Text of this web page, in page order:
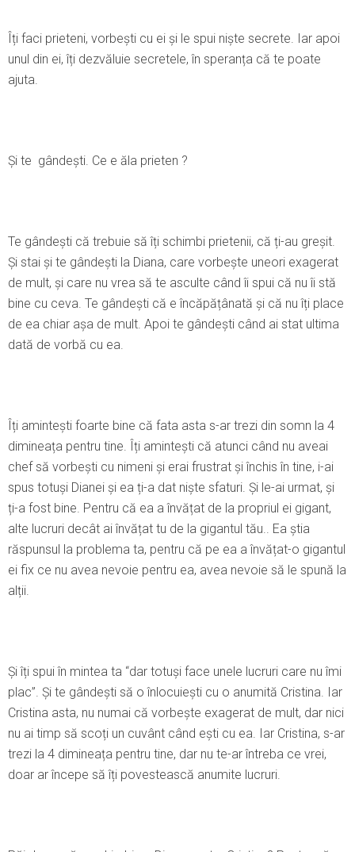
Îți faci prieteni, vorbești cu ei și le spui niște secrete. Iar apoi
unul din ei, îți dezvăluie secretele, în speranța că te poate
ajuta.
Şi te gândești. Ce e ăla prieten ?
Te gândești că trebuie să îți schimbi prietenii, că ți-au greșit.
Şi stai și te gândești la Diana, care vorbește uneori exagerat
de mult, și care nu vrea să te asculte când îi spui că nu îi stă
bine cu ceva. Te gândești că e încăpățânată și că nu îți place
de ea chiar așa de mult. Apoi te gândești când ai stat ultima
dată de vorbă cu ea.
Îți amintești foarte bine că fata asta s-ar trezi din somn la 4
dimineața pentru tine. Îți amintești că atunci când nu aveai
chef să vorbești cu nimeni și erai frustrat și închis în tine, i-ai
spus totuși Dianei și ea ți-a dat niște sfaturi. Şi le-ai urmat, și
ți-a fost bine. Pentru că ea a învățat de la propriul ei gigant,
alte lucruri decât ai învățat tu de la gigantul tău.. Ea știa
răspunsul la problema ta, pentru că pe ea a învățat-o gigantul
ei fix ce nu avea nevoie pentru ea, avea nevoie să le spună la
alții.
Şi îți spui în mintea ta “dar totuși face unele lucruri care nu îmi
plac”. Şi te gândești să o înlocuiești cu o anumită Cristina. Iar
Cristina asta, nu numai că vorbește exagerat de mult, dar nici
nu ai timp să scoți un cuvânt când ești cu ea. Iar Cristina, s-ar
trezi la 4 dimineața pentru tine, dar nu te-ar întreba ce vrei,
doar ar începe să îți povestească anumite lucruri.